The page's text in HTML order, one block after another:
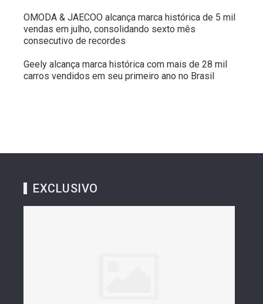
OMODA & JAECOO alcança marca histórica de 5 mil
vendas em julho, consolidando sexto mês
consecutivo de recordes
Geely alcança marca histórica com mais de 28 mil
carros vendidos em seu primeiro ano no Brasil
EXCLUSIVO